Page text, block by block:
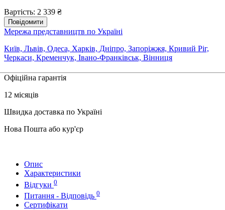
Вартість: 2 339 ₴
Повідомити
Мережа представництв по Україні
Київ, Львів, Одеса, Харків, Дніпро, Запоріжжя, Кривий Ріг,
Черкаси, Кременчук, Івано-Франківськ, Вінниця
Офіційна гарантія
12 місяців
Швидка доставка по Україні
Нова Пошта або кур'єр
Опис
Характеристики
Відгуки 0
Питання - Відповідь 0
Сертифікати